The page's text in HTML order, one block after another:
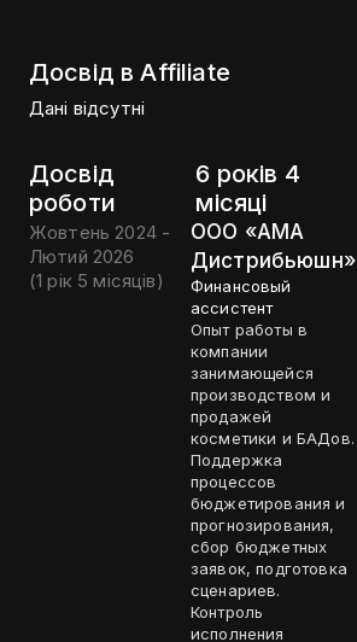
Досвід в Affiliate
Дані відсутні
Досвід
роботи
6 років 4
місяці
Жовтень 2024 -
Лютий 2026
(1 рік 5 місяців)
ООО «АМА
Дистрибьюшн»
Финансовый
ассистент
Опыт работы в
компании
занимающейся
производством и
продажей
косметики и БАДов.
Поддержка
процессов
бюджетирования и
прогнозирования,
сбор бюджетных
заявок, подготовка
сценариев.
Контроль
исполнения